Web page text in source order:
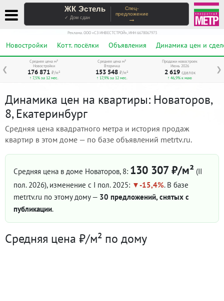
ЖК Эстель
✓ Дом сдан
Спец-
предложение
→
Реклама. ООО «СЗ ИНВЕСТСТРОЙ», ИНН 6678067973
Новостройки Котт. посёлки Объявления Динамика цен и
❮ ❯
Средняя цена м²
Новостройки
176 871 ₽/м²
↑ 7,5% за 12 мес.
Средняя цена м²
Вторичка
153 548 ₽/м²
↑ 17,9% за 12 мес.
Продажи новостроек
Июнь 2026
2 619 сделок
↑ 46,9% к маю
Динамика цен на квартиры: Новаторов,
8, Екатеринбург
Средняя цена квадратного метра и история продаж
квартир в этом доме — по базе объявлений metrtv.ru.
Средняя цена в доме Новаторов, 8: 130 307 ₽/м² (II
пол. 2026), изменение с I пол. 2025: -15,4%. В базе
metrtv.ru по этому дому — 30 предложений, снятых с
публикации.
Средняя цена ₽/м² по дому